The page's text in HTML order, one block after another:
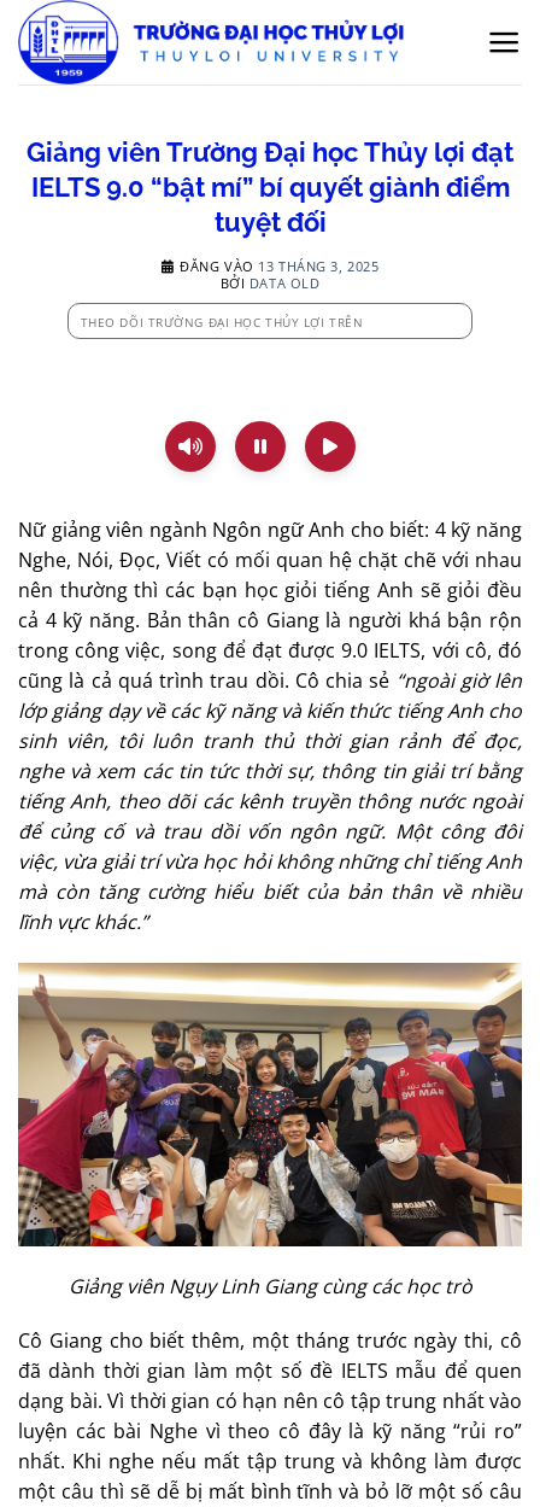
qua
nội
Giảng viên Trường Đại học Thủy lợi đạt
IELTS 9.0 “bật mí” bí quyết giành điểm
tuyệt đối
ĐĂNG VÀO 13 THÁNG 3, 2025
BỞI DATA OLD
THEO DÕI TRƯỜNG ĐẠI HỌC THỦY LỢI TRÊN
Nữ giảng viên ngành Ngôn ngữ Anh cho biết: 4 kỹ năng
Nghe, Nói, Đọc, Viết có mối quan hệ chặt chẽ với nhau
nên thường thì các bạn học giỏi tiếng Anh sẽ giỏi đều
cả 4 kỹ năng. Bản thân cô Giang là người khá bận rộn
trong công việc, song để đạt được 9.0 IELTS, với cô, đó
cũng là cả quá trình trau dồi. Cô chia sẻ “ngoài giờ lên
lớp giảng dạy về cáckỹnăng và kiến thức tiếng Anh cho
sinh viên, tôi luôn tranh thủ thời gian rảnh để đọc,
nghe và xem các tin tức thời sự, thông tin giải trí bằng
tiếng Anh, theo dõi các kênh truyền thông nước ngoài
để củng cố và trau dồi vốn ngôn ngữ. Một công đôi
việc, vừa giải trí vừa học hỏi không những chỉ tiếng Anh
mà còn tăng cường hiểu biết của bản thân về nhiều
lĩnh vực khác.”
Giảng viên Ngụy Linh Giang cùng các học trò
Cô Giang cho biết thêm, một tháng trước ngày thi, cô
đã dành thời gian làm một số đề IELTS mẫu để quen
dạng bài. Vì thời gian có hạn nên cô tập trung nhất vào
luyện các bài Nghe vì theo cô đây là kỹ năng “rủi ro”
nhất. Khi nghe nếu mất tập trung và không làm được
một câu thì sẽ dễ bị mất bình tĩnh và bỏ lỡ một số câu